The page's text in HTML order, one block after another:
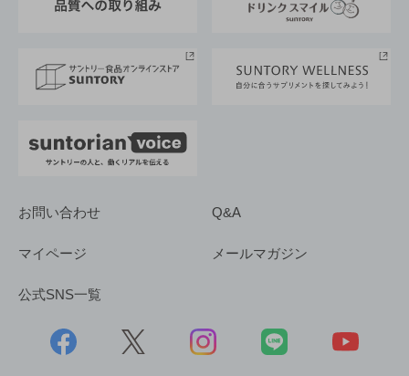
採用情報
お問い合わせ Q&A
マイページ メールマガジン
公式SNS一覧